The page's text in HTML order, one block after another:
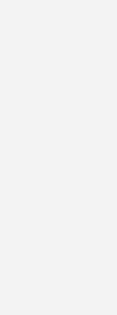
Verdichter abgestimmt,
einen zuverlässigen
im Kreislauf.
Verdichter, sondern
In Asien
teilweise mit
Risiken birgt. Vor Kurzem
entdeckt: Ein dort
minderwertigem Öl
und verkauft. In